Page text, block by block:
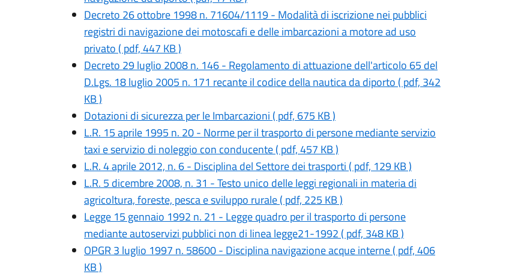
Decreto 26 ottobre 1998 n. 71604/1119 - Modalità di iscrizione nei pubblici
registri di navigazione dei motoscafi e delle imbarcazioni a motore ad uso
privato ( pdf, 447 KB )
Decreto 29 luglio 2008 n. 146 - Regolamento di attuazione dell'articolo 65 del
D.Lgs. 18 luglio 2005 n. 171 recante il codice della nautica da diporto ( pdf, 342
KB )
Dotazioni di sicurezza per le Imbarcazioni ( pdf, 675 KB )
L.R. 15 aprile 1995 n. 20 - Norme per il trasporto di persone mediante servizio
taxi e servizio di noleggio con conducente ( pdf, 457 KB )
L.R. 4 aprile 2012, n. 6 - Disciplina del Settore dei trasporti ( pdf, 129 KB )
L.R. 5 dicembre 2008, n. 31 - Testo unico delle leggi regionali in materia di
agricoltura, foreste, pesca e sviluppo rurale ( pdf, 225 KB )
Legge 15 gennaio 1992 n. 21 - Legge quadro per il trasporto di persone
mediante autoservizi pubblici non di linea legge21-1992 ( pdf, 348 KB )
OPGR 3 luglio 1997 n. 58600 - Disciplina navigazione acque interne ( pdf, 406
KB )